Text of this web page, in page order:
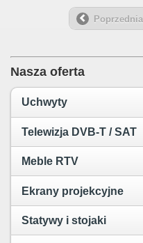
Poprzednia
Nasza oferta
Uchwyty
Telewizja DVB-T / SAT
Meble RTV
Ekrany projekcyjne
Statywy i stojaki